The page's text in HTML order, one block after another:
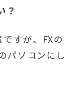
？
すが、FXの
パソコンにし